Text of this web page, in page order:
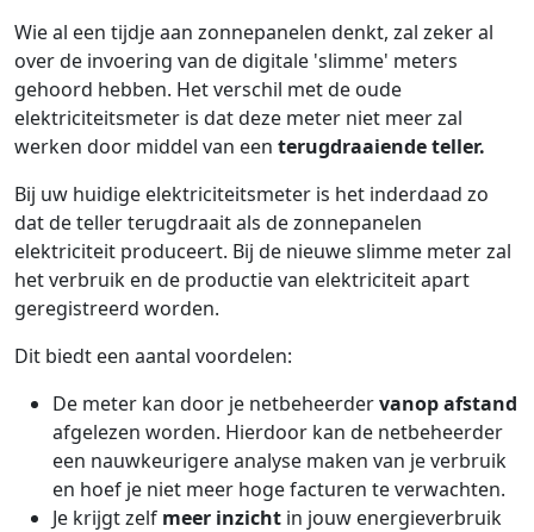
Wie al een tijdje aan zonnepanelen denkt, zal zeker al
over de invoering van de digitale 'slimme' meters
gehoord hebben. Het verschil met de oude
elektriciteitsmeter is dat deze meter niet meer zal
werken door middel van een terugdraaiende teller.
Bij uw huidige elektriciteitsmeter is het inderdaad zo
dat de teller terugdraait als de zonnepanelen
elektriciteit produceert. Bij de nieuwe slimme meter zal
het verbruik en de productie van elektriciteit apart
geregistreerd worden.
Dit biedt een aantal voordelen:
De meter kan door je netbeheerdervanop afstand
afgelezen worden. Hierdoor kan de netbeheerder
een nauwkeurigere analyse maken van je verbruik
en hoef je niet meer hoge facturen te verwachten.
Je krijgt zelf meer inzicht in jouw energieverbruik